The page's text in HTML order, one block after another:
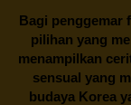
Bagi penggemar
pilihan yang
menampilkan
sensual yang
budaya Korea